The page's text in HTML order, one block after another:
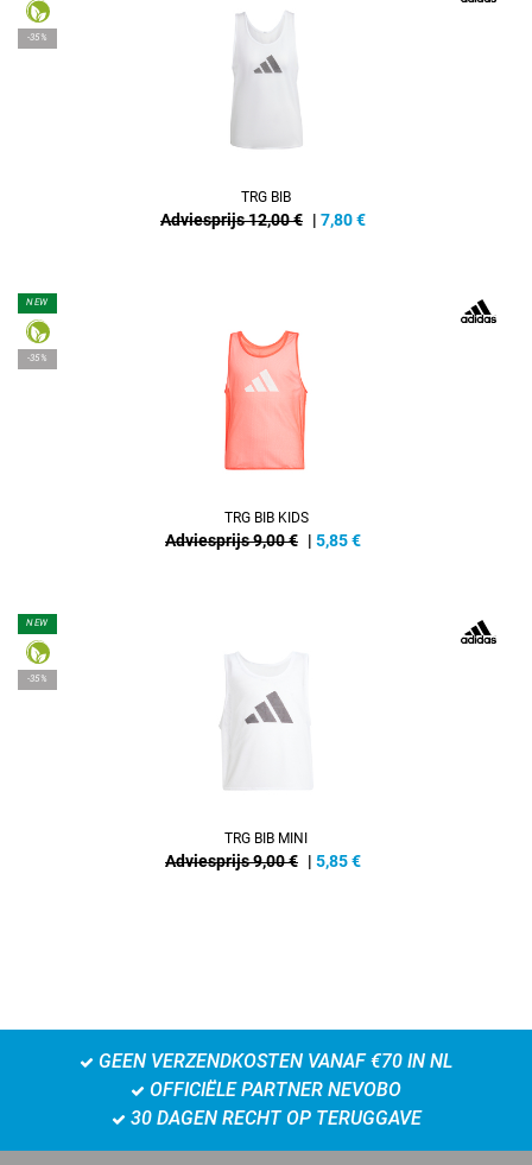
-35%
TRG BIB
Adviesprijs 12,00 € | 7,80€
NEW
-35%
TRG BIB KIDS
Adviesprijs 9,00 € | 5,85€
NEW
-35%
TRG BIB MINI
Adviesprijs 9,00 € | 5,85€
GEEN VERZENDKOSTEN VANAF €70 IN NL
OFFICIËLE PARTNER NEVOBO
30 DAGEN RECHT OP TERUGGAVE